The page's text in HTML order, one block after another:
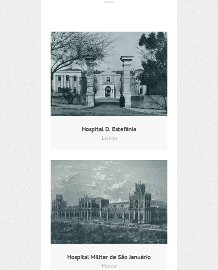
Hospital D. Estefânia
Lisboa
Hospital Militar de São Januário
Macau